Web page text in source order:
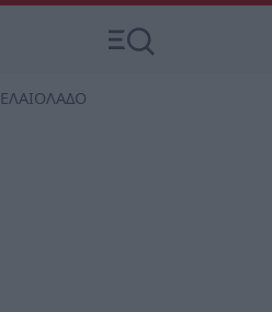
ΕΛΑΙΟΛΑΔΟ